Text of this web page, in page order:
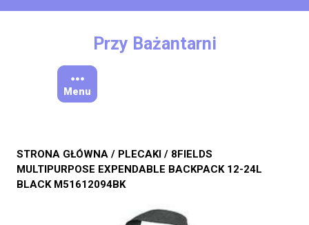
Przy Bażantarni
Menu
STRONA GŁÓWNA / PLECAKI / 8FIELDS
MULTIPURPOSE EXPENDABLE BACKPACK 12-24L
BLACK M51612094BK